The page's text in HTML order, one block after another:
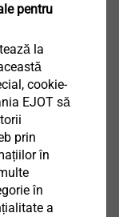
pentru
la
cookie-
EJOT să
prin
în
în
a